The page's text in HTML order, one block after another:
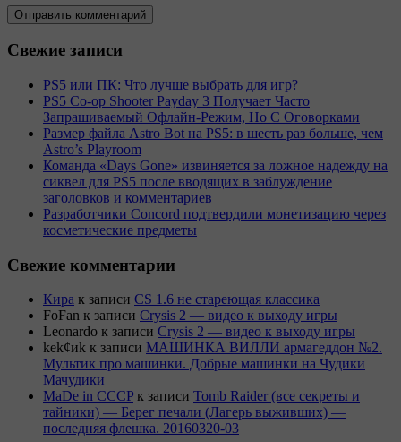
Свежие записи
PS5 или ПК: Что лучше выбрать для игр?
PS5 Co-op Shooter Payday 3 Получает Часто
Запрашиваемый Офлайн-Режим, Но С Оговорками
Размер файла Astro Bot на PS5: в шесть раз больше, чем
Astro’s Playroom
Команда «Days Gone» извиняется за ложное надежду на
сиквел для PS5 после вводящих в заблуждение
заголовков и комментариев
Разработчики Concord подтвердили монетизацию через
косметические предметы
Свежие комментарии
Кира к записи CS 1.6 не стареющая классика
FoFan к записи Crysis 2 — видео к выходу игры
Leonardo к записи Crysis 2 — видео к выходу игры
kek¢иk к записи МАШИНКА ВИЛЛИ армагеддон №2.
Мультик про машинки. Добрые машинки на Чудики
Мачудики
MaDe in CCCP к записи Tomb Raider (все секреты и
тайники) — Берег печали (Лагерь выживших) —
последняя флешка. 20160320-03